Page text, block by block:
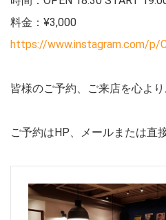
料金：¥3,000
https://www.instagram.com/p/
皆様のご予約、ご来店を心より
ご予約はHP、メールまたは直